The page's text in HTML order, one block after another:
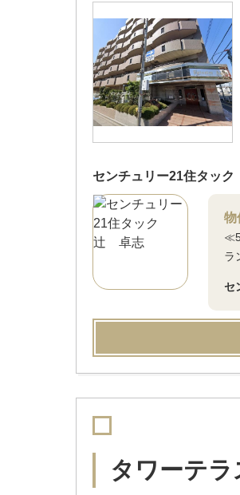
センチュリー21住タック
物
ラ
セ
タワーテラ